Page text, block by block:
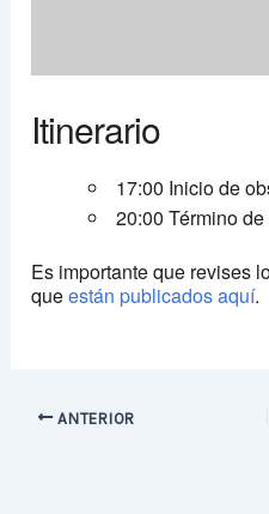
Itinerario
17:00 Inicio de
20:00 Término
Es importante que revises
queestán publicados aquí.
ANTERIOR